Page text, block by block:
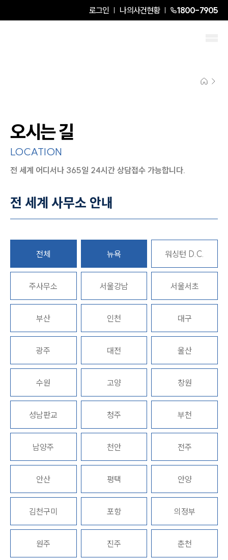
로그인 나의사건현황 1800-7905
대륜소개
오시는 길
글로벌 파트너 로펌
고객의 소리
통합검색
AI대륜
업무사례
주요 업무사례
법률정보
법률지식인
고객후기
구성원 소개
오시는 길
LOCATION
전 세계 어디서나 365일 24시간 상담접수 가능합니다.
전 세계 사무소 안내
전체 뉴욕 워싱턴 D.C.
주사무소 서울강남 서울서초
부산 인천 대구
광주 대전 울산
수원 고양 창원
성남판교 청주 부천
남양주 천안 전주
안산 평택 안양
김천구미 포항 의정부
원주 진주 춘천